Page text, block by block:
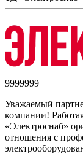
9999999
Уважаемый
компании!
«Электроснаб»
отношения с